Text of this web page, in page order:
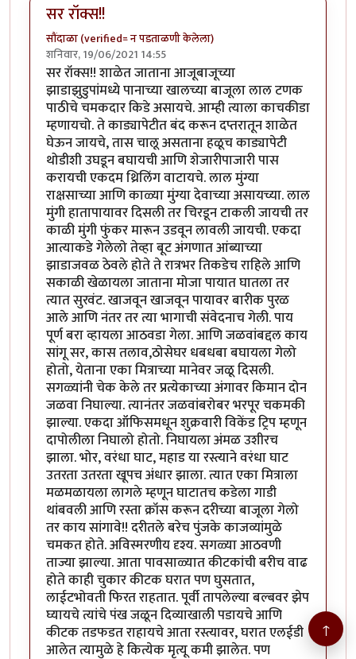
सर रॉक्स!!
सौंदाळा (verified= न पडताळणी केलेला)
शनिवार, 19/06/2021 14:55
सर रॉक्स!! शाळेत जाताना आजूबाजूच्या
झाडाझुडुपांमध्ये पानाच्या खालच्या बाजूला लाल टणक
पाठीचे चमकदार किडे असायचे. आम्ही त्याला काचकीडा
म्हणायचो. ते काड्यापेटीत बंद करून दप्तरातून शाळेत
घेऊन जायचे, तास चालू असताना हळूच काड्यापेटी
थोडीशी उघडून बघायची आणि शेजारीपाजारी पास
करायची एकदम थ्रिलिंग वाटायचे. लाल मुंग्या
राक्षसाच्या आणि काळ्या मुंग्या देवाच्या असायच्या. लाल
मुंगी हातापायावर दिसली तर चिरडून टाकली जायची तर
काळी मुंगी फुंकर मारून उडवून लावली जायची. एकदा
आत्याकडे गेलेलो तेव्हा बूट अंगणात आंब्याच्या
झाडाजवळ ठेवले होते ते रात्रभर तिकडेच राहिले आणि
सकाळी खेळायला जाताना मोजा पायात घातला तर
त्यात सुरवंट. खाजवून खाजवून पायावर बारीक पुरळ
आले आणि नंतर तर त्या भागाची संवेदनाच गेली. पाय
पूर्ण बरा व्हायला आठवडा गेला. आणि जळवांबद्दल काय
सांगू सर, कास तलाव,ठोसेघर धबधबा बघायला गेलो
होतो, येताना एका मित्राच्या मानेवर जळू दिसली.
सगळ्यांनी चेक केले तर प्रत्येकाच्या अंगावर किमान दोन
जळवा निघाल्या. त्यानंतर जळवांबरोबर भरपूर चकमकी
झाल्या. एकदा ऑफिसमधून शुक्रवारी विकेंड ट्रिप म्हणून
दापोलीला निघालो होतो. निघायला अंमळ उशीरच
झाला. भोर, वरंधा घाट, महाड या रस्त्याने वरंधा घाट
उतरता उतरता खूपच अंधार झाला. त्यात एका मित्राला
मळमळायला लागले म्हणून घाटातच कडेला गाडी
थांबवली आणि रस्ता क्रॉस करून दरीच्या बाजूला गेलो
तर काय सांगावे!! दरीतले बरेच पुंजके काजव्यांमुळे
चमकत होते. अविस्मरणीय दृश्य. सगळ्या आठवणी
ताज्या झाल्या. आता पावसाळ्यात कीटकांची बरीच वाढ
होते काही चुकार कीटक घरात पण घुसतात,
लाईटभोवती फिरत राहतात. पूर्वी तापलेल्या बल्बवर झेप
घ्यायचे त्यांचे पंख जळून दिव्याखाली पडायचे आणि
कीटक तडफडत राहायचे आता रस्त्यावर, घरात एलईडी
आलेत त्यामुळे हे कित्येक मृत्यू कमी झालेत. पण
↑